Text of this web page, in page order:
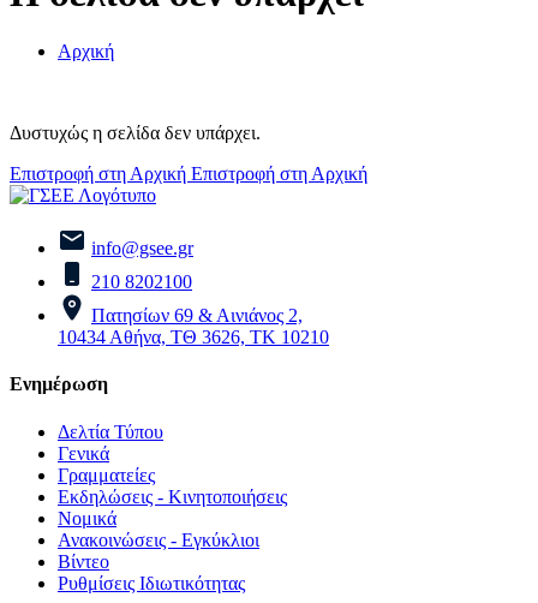
Αρχική
Δυστυχώς η σελίδα δεν υπάρχει.
Επιστροφή στη Αρχική Επιστροφή στη Αρχική
info@gsee.gr
210 8202100
Πατησίων 69 & Αινιάνος 2,
10434 Αθήνα, ΤΘ 3626, ΤΚ 10210
Ενημέρωση
Δελτία Τύπου
Γενικά
Γραμματείες
Εκδηλώσεις - Κινητοποιήσεις
Νομικά
Ανακοινώσεις - Εγκύκλιοι
Βίντεο
Ρυθμίσεις Ιδιωτικότητας